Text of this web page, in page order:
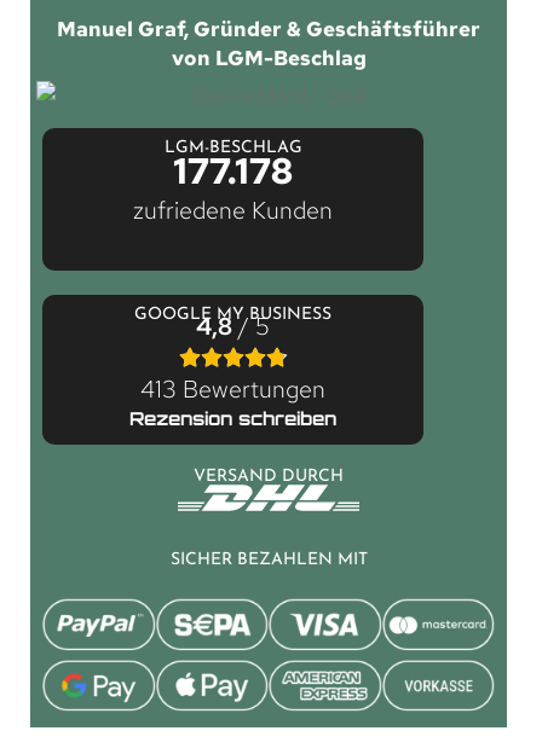
Manuel Graf, Gründer & Geschäftsführer
von LGM-Beschlag
LGM-BESCHLAG
177.178
zufriedene Kunden
GOOGLE MY BUSINESS
4,8/ 5
413 Bewertungen
Rezension schreiben
VERSAND DURCH
SICHER BEZAHLEN MIT